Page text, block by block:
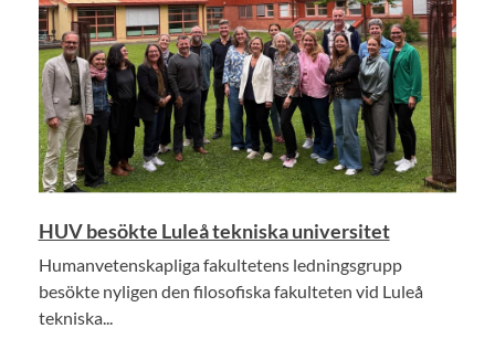
HUV besökte Luleå tekniska universitet
Humanvetenskapliga fakultetens ledningsgrupp
besökte nyligen den filosofiska fakulteten vid Luleå
tekniska...